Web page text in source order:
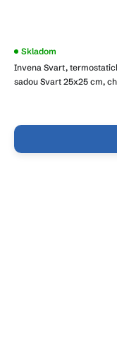
Invena Svart,
sadou Svart 25x25 cm,
Skladom